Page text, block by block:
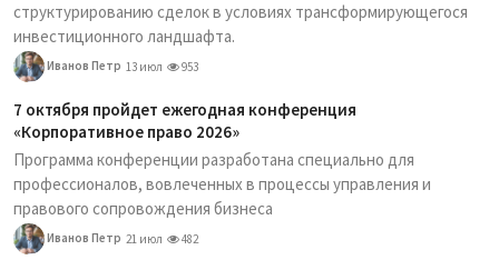
структурированию сделок в условиях трансформирующегося
инвестиционного ландшафта.
Иванов Петр 13 июл 953
7 октября пройдет ежегодная конференция
«Корпоративное право 2026»
Программа конференции разработана специально для
профессионалов, вовлеченных в процессы управления и
правового сопровождения бизнеса
Иванов Петр 21 июл 482